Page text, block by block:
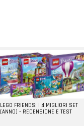
LEGO FRIENDS: I 4 MIGLIORI SET
[ANNO] – RECENSIONE E TEST